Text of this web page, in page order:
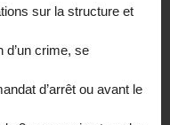
sur la structure et
d’un crime, se
d’arrêt ou avant le